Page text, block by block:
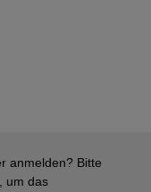
anmelden? Bitte
um das